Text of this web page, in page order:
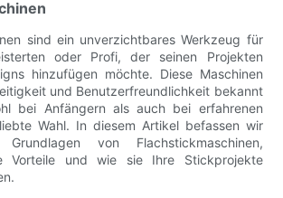
sind ein unverzichtbares Werkzeug für
oder Profi, der seinen Projekten
hinzufügen möchte. Diese Maschinen
und Benutzerfreundlichkeit bekannt
bei Anfängern als auch bei erfahrenen
Wahl. In diesem Artikel befassen wir
von Flachstickmaschinen,
Vorteile und wie sie Ihre Stickprojekte